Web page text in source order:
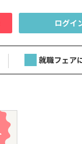
ログイ
就職フェア